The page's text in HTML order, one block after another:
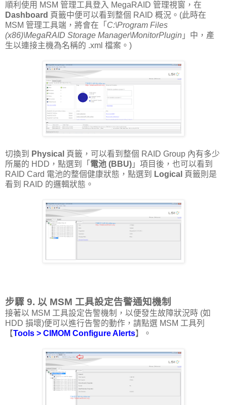
順利使用 MSM 管理工具登入 MegaRAID 管理視窗，在
Dashboard 頁籤中便可以看到整個 RAID 概況。(此時在
MSM 管理工具端，將會在「 C:\Program Files
(x86)\MegaRAID Storage Manager\MonitorPlugin 」中，產
生以連接主機為名稱的 .xml 檔案。)
切換到 Physical 頁籤，可以看到整個 RAID Group 內有多少
所屬的 HDD，點選到「 電池 (BBU) 」項目後，也可以看到
RAID Card 電池的整個健康狀態，點選到
Logical 頁籤則是
看到 RAID 的邏輯狀態。
步驟 9. 以 MSM 工具設定告警通知機制
接著以 MSM 工具設定告警機制，以便發生故障狀況時 (如
HDD 損壞)便可以進行告警的動作，請點選 MSM 工具列
【Tools > CIMOM Configure Alerts】。